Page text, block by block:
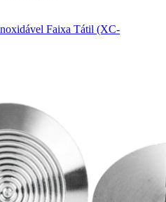
Faixa Tátil (XC-